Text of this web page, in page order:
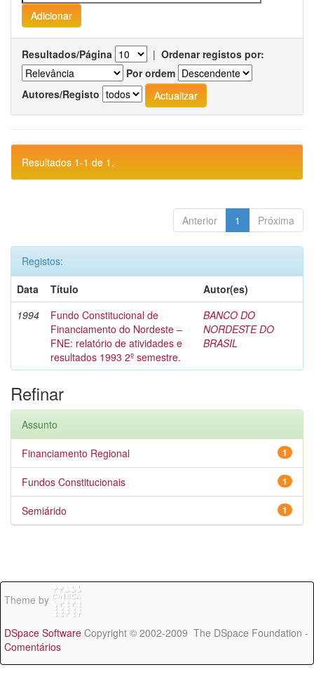
Resultados/Página | Ordenar registos por:
Por ordem
Autores/Registo
Resultados 1-1 de 1.
Anterior 1 Próxima
Registos:
Data
Título
Autor(es)
1994
Fundo Constitucional de
Financiamento do Nordeste –
FNE: relatório de atividades e
resultados 1993 2º semestre.
BANCO DO
NORDESTE DO
BRASIL
Refinar
Assunto
1
Financiamento Regional
1
Fundos Constitucionais
1
Semiárido
Theme by
DSpace Software Copyright © 2002-2009 The DSpace Foundation -
Comentários